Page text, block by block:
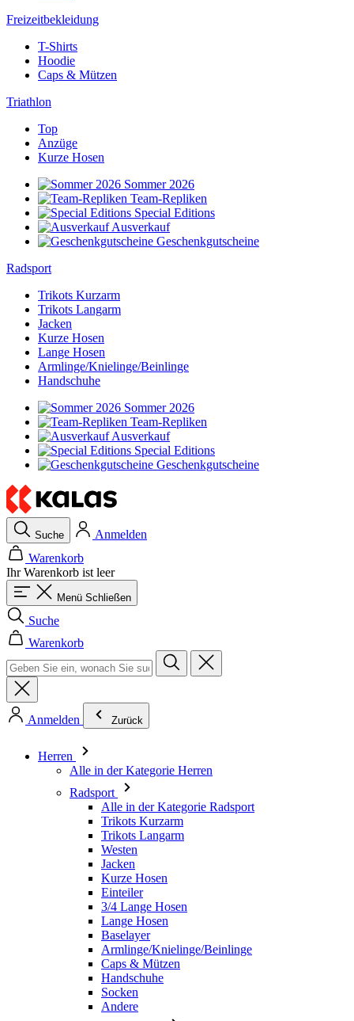
Freizeitbekleidung
T-Shirts
Hoodie
Caps & Mützen
Triathlon
Top
Anzüge
Kurze Hosen
Sommer 2026
Team-Repliken
Special Editions
Ausverkauf
Geschenkgutscheine
Radsport
Trikots Kurzarm
Trikots Langarm
Jacken
Kurze Hosen
Lange Hosen
Armlinge/Knielinge/Beinlinge
Handschuhe
Sommer 2026
Team-Repliken
Ausverkauf
Special Editions
Geschenkgutscheine
Suche
Anmelden
Warenkorb
Ihr Warenkorb ist leer
Menü Schließen
Suche
Warenkorb
Anmelden Zurück
Herren
Alle in der Kategorie Herren
Radsport
Alle in der Kategorie Radsport
Trikots Kurzarm
Trikots Langarm
Westen
Jacken
Kurze Hosen
Einteiler
3/4 Lange Hosen
Lange Hosen
Baselayer
Armlinge/Knielinge/Beinlinge
Caps & Mützen
Handschuhe
Socken
Andere